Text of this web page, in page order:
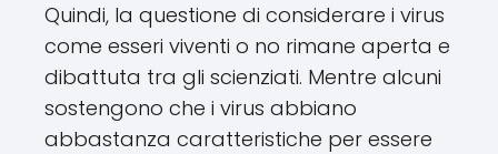
Quindi, la questione di considerare i virus
come esseri viventi o no rimane aperta e
dibattuta tra gli scienziati. Mentre alcuni
sostengono che i virus abbiano
abbastanza caratteristiche per essere